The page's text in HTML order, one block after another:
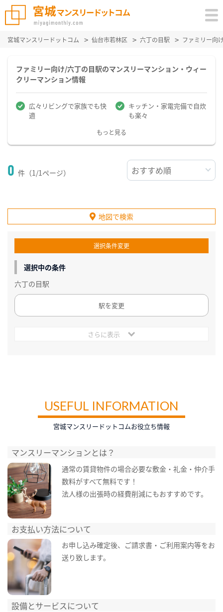
宮城マンスリードットコム 仙台市若林区 六丁の目駅 ファミリー向
ファミリー向け/六丁の目駅のマンスリーマンション・ウィー
クリーマンション情報
広々リビングで家族でも快
適
キッチン・家電完備で自炊
も楽々
もっと見る
0 件（1/1ページ）
地図で検索
選択条件変更
選択中の条件
六丁の目駅
駅を変更
さらに表示
USEFUL INFORMATION
宮城マンスリードットコムお役立ち情報
マンスリーマンションとは？
通常の賃貸物件の場合必要な敷金・礼金・仲介手
数料がすべて無料です！
法人様の出張時の経費削減にもおすすめです。
お支払い方法について
お申し込み確定後、ご請求書・ご利用案内等をお
送り致します。
設備とサービスについて